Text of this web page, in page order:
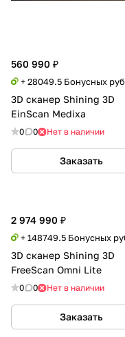
560 990 ₽
+ 28049.5 Бонусных
3D сканер Shining 3D
EinScan Medixa
0 0 Нет в наличии
Заказать
2 974 990 ₽
+ 148749.5 Бонусных
3D сканер Shining 3D
FreeScan Omni Lite
0 0 Нет в наличии
Заказать